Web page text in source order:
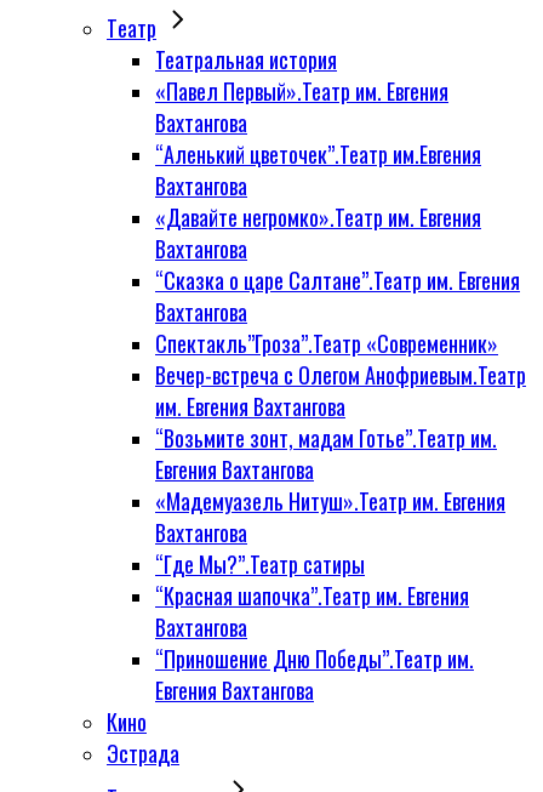
Tеатр
Театральная история
«Павел Первый».Театр им. Евгения
Вахтангова
“Аленький цветочек”.Театр им.Евгения
Вахтангова
«Давайте негромко».Театр им. Евгения
Вахтангова
“Сказка о царе Салтане”.Театр им. Евгения
Вахтангова
Спектакль”Гроза”.Театр «Современник»
Вечер-встреча с Олегом Анофриевым.Театр
им. Евгения Вахтангова
“Возьмите зонт, мадам Готье”.Театр им.
Евгения Вахтангова
«Мадемуазель Нитуш».Театр им. Евгения
Вахтангова
“Где Мы?”.Театр сатиры
“Красная шапочка”.Театр им. Евгения
Вахтангова
“Приношение Дню Победы”.Театр им.
Евгения Вахтангова
Кино
Эстрада